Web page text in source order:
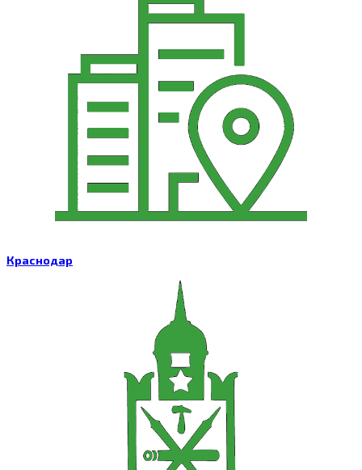
Краснодар